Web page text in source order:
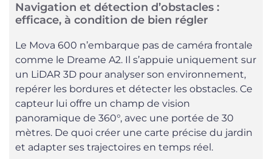
Navigation et détection d’obstacles :
efficace, à condition de bien régler
Le Mova 600 n’embarque pas de caméra frontale
comme le Dreame A2. Il s’appuie uniquement sur
un LiDAR 3D pour analyser son environnement,
repérer les bordures et détecter les obstacles. Ce
capteur lui offre un champ de vision
panoramique de 360°, avec une portée de 30
mètres. De quoi créer une carte précise du jardin
et adapter ses trajectoires en temps réel.